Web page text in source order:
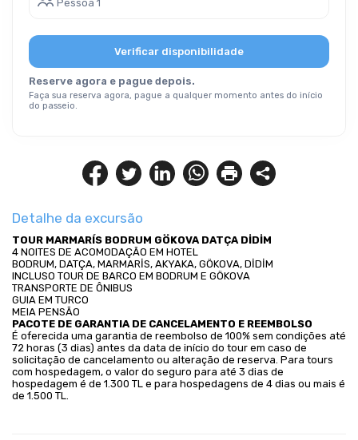
Detalhe da excursão
TOUR MARMARÍS BODRUM GÖKOVA DATÇA DİDİM
4 NOITES DE ACOMODAÇÃO EM HOTEL
BODRUM, DATÇA, MARMARİS, AKYAKA, GÖKOVA, DİDİM
INCLUSO TOUR DE BARCO EM BODRUM E GÖKOVA
TRANSPORTE DE ÔNIBUS
GUIA EM TURCO
MEIA PENSÃO
PACOTE DE GARANTIA DE CANCELAMENTO E REEMBOLSO
É oferecida uma garantia de reembolso de 100% sem condições até
72 horas (3 dias) antes da data de início do tour em caso de
solicitação de cancelamento ou alteração de reserva. Para tours
com hospedagem, o valor do seguro para até 3 dias de
hospedagem é de 1.300 TL e para hospedagens de 4 dias ou mais é
de 1.500 TL.
Pessoa 1
Verificar disponibilidade
Reserve agora e pague depois.
Faça sua reserva agora, pague a qualquer momento antes do início
do passeio.